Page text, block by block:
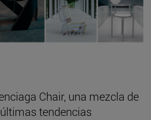
Chair, una mezcla de
tendencias